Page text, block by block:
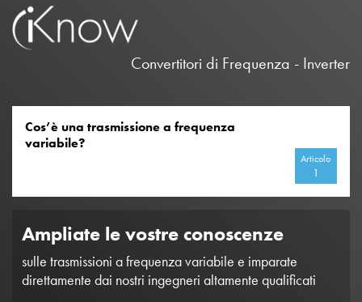
Convertitori di Frequenza - Inverter
Cos’è una trasmissione a frequenza
variabile?
Articolo
1
Ampliate le vostre conoscenze
sulle trasmissioni a frequenza variabile e imparate
direttamente dai nostri ingegneri altamente qualificati